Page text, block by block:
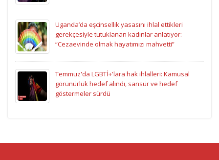
Uganda’da eşcinsellik yasasını ihlal ettikleri
gerekçesiyle tutuklanan kadınlar anlatıyor:
“Cezaevinde olmak hayatımızı mahvetti”
Temmuz'da LGBTİ+'lara hak ihlalleri: Kamusal
görünürlük hedef alındı, sansür ve hedef
göstermeler sürdü